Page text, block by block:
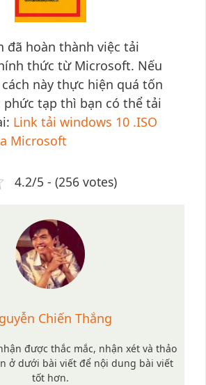
đã hoàn thành việc tải
thức từ Microsoft. Nếu
này thực hiện quá tốn
tạp thì bạn có thể tải
Link tải windows 10 .ISO
Microsoft
4.2/5 - (256 votes)
Chiến Thắng
được thắc mắc, nhận xét và thảo
ở dưới bài viết để nội dung bài viết
tốt hơn.